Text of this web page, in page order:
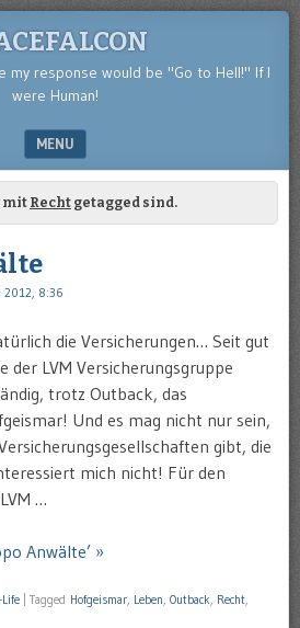
my response would be "Go to Hell!" If I
were Human!
MENU
mit Recht getagged sind.
2012, 8:36
die Versicherungen… Seit gut
der LVM Versicherungsgruppe
trotz Outback, das
Und es mag nicht nur sein,
gibt, die
mich nicht! Für den
…
Anwälte’ »
Life Tagged Hofgeismar, Leben, Outback, Recht,